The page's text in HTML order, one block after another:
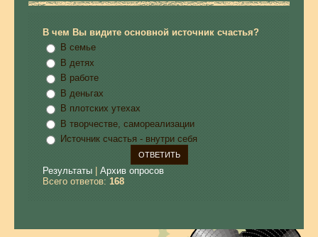
В чем Вы видите основной источник счастья?
В семье
В детях
В работе
В деньгах
В плотских утехах
В творчестве, самореализации
Источник счастья - внутри себя
Результаты
Архив опросов
Всего ответов: 168